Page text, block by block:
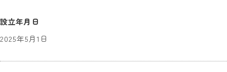
設立年月日
2025年5月1日